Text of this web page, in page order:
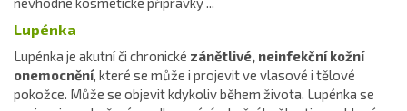
Lupénka
Lupénka je akutní či chronické zánětlivé, neinfekční kožní
onemocnění, které se může i projevit ve vlasové i tělové
pokožce. Může se objevit kdykoliv během života. Lupénka se